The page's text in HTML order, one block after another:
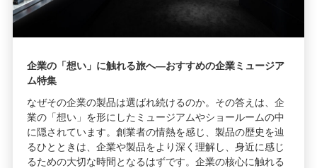
企業の「想い」に触れる旅へ―おすすめの企業ミュージア
ム特集
なぜその企業の製品は選ばれ続けるのか。その答えは、企
業の「想い」を形にしたミュージアムやショールームの中
に隠されています。創業者の情熱を感じ、製品の歴史を辿
るひとときは、企業や製品をより深く理解し、身近に感じ
るための大切な時間となるはずです。企業の核心に触れる